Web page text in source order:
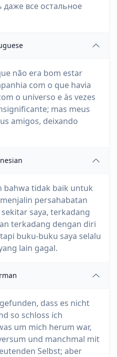
все остальное
não era bom estar
com o que havia
o universo e às vezes
mas meus
amigos, deixando
bahwa tidak baik untuk
persahabatan
saya, terkadang
terkadang dengan diri
buku-buku saya selalu
lain gagal.
dass es nicht
so schloss ich
um mich herum war,
und manchmal mit
Selbst; aber